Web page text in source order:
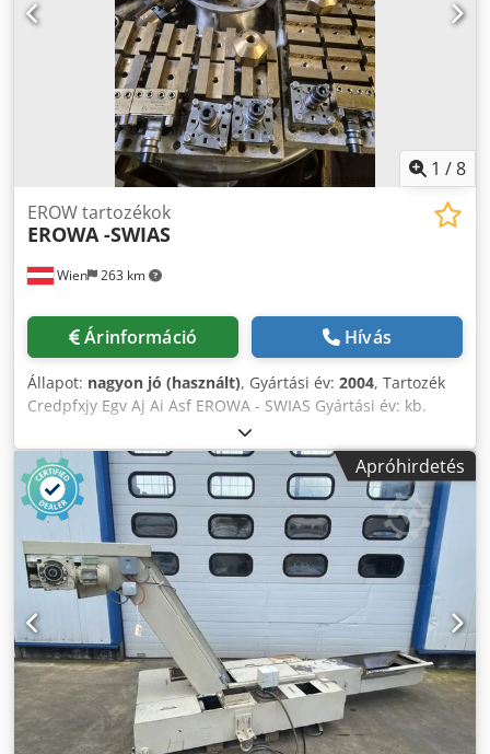
1 /8
Wien 263 km
EROW tartozékok
EROWA -SWIAS
Árinformáció Hívás
Állapot: nagyon jó (használt), Gyártási év: 2004, Tartozék
Credpfxjy Egv Aj Ai Asf EROWA - SWIAS Gyártási év: kb.
Apróhirdetés